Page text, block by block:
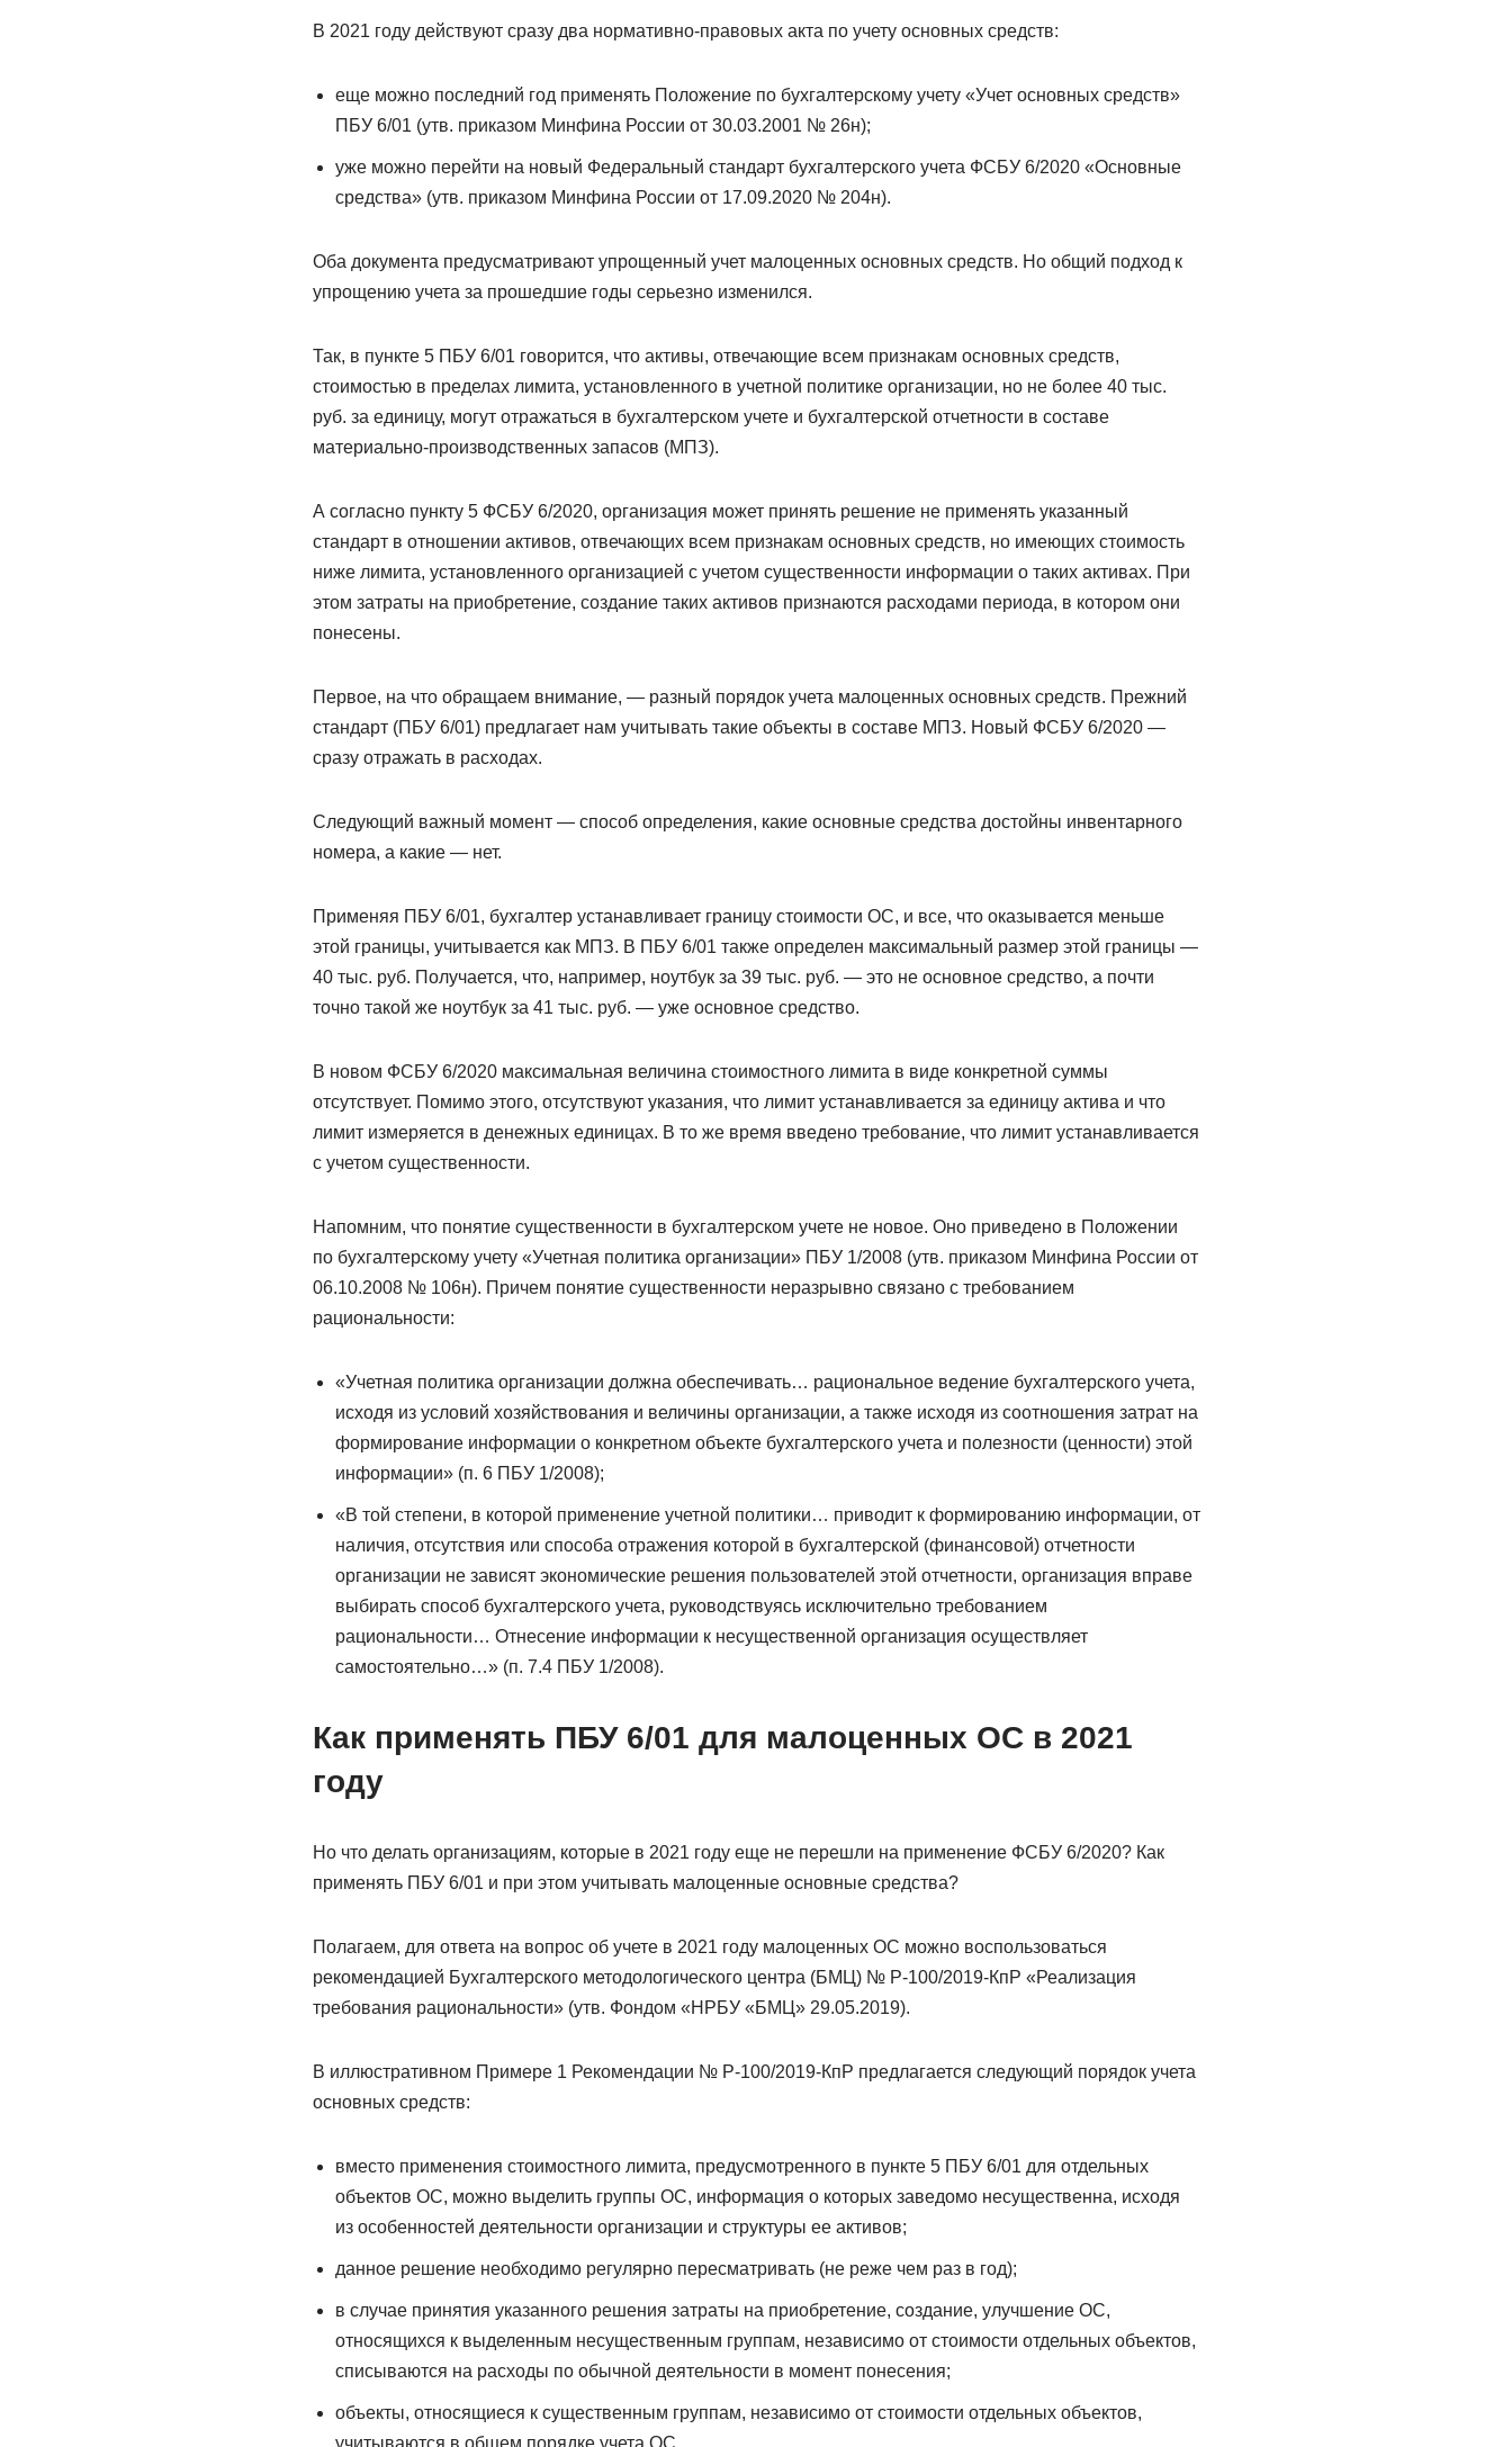
В 2021 году действуют сразу два нормативно-правовых акта по учету основных средств:
еще можно последний год применять Положение по бухгалтерскому учету «Учет основных средств»
ПБУ 6/01 (утв. приказом Минфина России от 30.03.2001 № 26н);
уже можно перейти на новый Федеральный стандарт бухгалтерского учета ФСБУ 6/2020 «Основные
средства» (утв. приказом Минфина России от 17.09.2020 № 204н).
Оба документа предусматривают упрощенный учет малоценных основных средств. Но общий подход к
упрощению учета за прошедшие годы серьезно изменился.
Так, в пункте 5 ПБУ 6/01 говорится, что активы, отвечающие всем признакам основных средств,
стоимостью в пределах лимита, установленного в учетной политике организации, но не более 40 тыс.
руб. за единицу, могут отражаться в бухгалтерском учете и бухгалтерской отчетности в составе
материально-производственных запасов (МПЗ).
А согласно пункту 5 ФСБУ 6/2020, организация может принять решение не применять указанный
стандарт в отношении активов, отвечающих всем признакам основных средств, но имеющих стоимость
ниже лимита, установленного организацией с учетом существенности информации о таких активах. При
этом затраты на приобретение, создание таких активов признаются расходами периода, в котором они
понесены.
Первое, на что обращаем внимание, — разный порядок учета малоценных основных средств. Прежний
стандарт (ПБУ 6/01) предлагает нам учитывать такие объекты в составе МПЗ. Новый ФСБУ 6/2020 —
сразу отражать в расходах.
Следующий важный момент — способ определения, какие основные средства достойны инвентарного
номера, а какие — нет.
Применяя ПБУ 6/01, бухгалтер устанавливает границу стоимости ОС, и все, что оказывается меньше
этой границы, учитывается как МПЗ. В ПБУ 6/01 также определен максимальный размер этой границы —
40 тыс. руб. Получается, что, например, ноутбук за 39 тыс. руб. — это не основное средство, а почти
точно такой же ноутбук за 41 тыс. руб. — уже основное средство.
В новом ФСБУ 6/2020 максимальная величина стоимостного лимита в виде конкретной суммы
отсутствует. Помимо этого, отсутствуют указания, что лимит устанавливается за единицу актива и что
лимит измеряется в денежных единицах. В то же время введено требование, что лимит устанавливается
с учетом существенности.
Напомним, что понятие существенности в бухгалтерском учете не новое. Оно приведено в Положении
по бухгалтерскому учету «Учетная политика организации» ПБУ 1/2008 (утв. приказом Минфина России от
06.10.2008 № 106н). Причем понятие существенности неразрывно связано с требованием
рациональности:
«Учетная политика организации должна обеспечивать… рациональное ведение бухгалтерского учета,
исходя из условий хозяйствования и величины организации, а также исходя из соотношения затрат на
формирование информации о конкретном объекте бухгалтерского учета и полезности (ценности) этой
информации» (п. 6 ПБУ 1/2008);
«В той степени, в которой применение учетной политики… приводит к формированию информации, от
наличия, отсутствия или способа отражения которой в бухгалтерской (финансовой) отчетности
организации не зависят экономические решения пользователей этой отчетности, организация вправе
выбирать способ бухгалтерского учета, руководствуясь исключительно требованием
рациональности… Отнесение информации к несущественной организация осуществляет
самостоятельно…» (п. 7.4 ПБУ 1/2008).
Как применять ПБУ 6/01 для малоценных ОС в 2021
году
Но что делать организациям, которые в 2021 году еще не перешли на применение ФСБУ 6/2020? Как
применять ПБУ 6/01 и при этом учитывать малоценные основные средства?
Полагаем, для ответа на вопрос об учете в 2021 году малоценных ОС можно воспользоваться
рекомендацией Бухгалтерского методологического центра (БМЦ) № Р-100/2019-КпР «Реализация
требования рациональности» (утв. Фондом «НРБУ «БМЦ» 29.05.2019).
В иллюстративном Примере 1 Рекомендации № Р-100/2019-КпР предлагается следующий порядок учета
основных средств:
вместо применения стоимостного лимита, предусмотренного в пункте 5 ПБУ 6/01 для отдельных
объектов ОС, можно выделить группы ОС, информация о которых заведомо несущественна, исходя
из особенностей деятельности организации и структуры ее активов;
данное решение необходимо регулярно пересматривать (не реже чем раз в год);
в случае принятия указанного решения затраты на приобретение, создание, улучшение ОС,
относящихся к выделенным несущественным группам, независимо от стоимости отдельных объектов,
списываются на расходы по обычной деятельности в момент понесения;
объекты, относящиеся к существенным группам, независимо от стоимости отдельных объектов,
учитываются в общем порядке учета ОС.